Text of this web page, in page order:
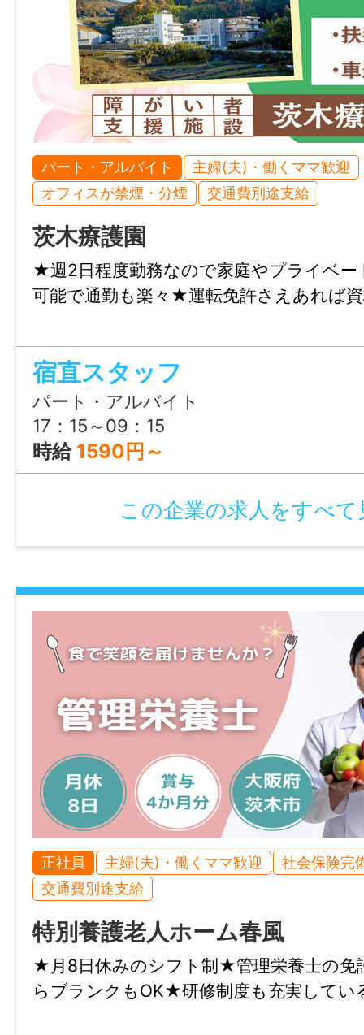
・日勤 10：00～19：00
・夜勤 16：00～翌10：00（夜勤は2人体
※休憩1時間、夜勤は休憩2時間30分
休憩時間
60分～150分
就業日
休日・休暇
年間107日（2月は8日、その他の月は9日）
毎月のシフトは、前月中に本人と相談の上
す。
諸手当
昇給あり(毎年7月に当人実績・能力評価と
通勤手当あり
加入保険等
社会保険完備（雇用・健康・労災・厚生）
可
時間外
残業ほぼなし
特記事項
・受動喫煙防止対策：屋内禁煙
・試用期間：3か月
・試用期間中の労働条件：同条件
・雇用期間の定め：なし
・定年制：あり（60歳）
パート・アルバイト
主婦(夫)・働くママ歓迎
オフィスが禁煙・分煙
交通費別途支給
茨木療護園
★週2日程度勤務なので家庭やプライベ
可能で通勤も楽々★運転免許さえあれば
宿直スタッフ
パート・アルバイト
17：15～09：15
時給 1590円～
この企業の求人をすべて
正社員 主婦(夫)・働くママ歓迎
社会保険完
交通費別途支給
特別養護老人ホーム春風
★月8日休みのシフト制★管理栄養士の免
らブランクもOK★研修制度も充実して